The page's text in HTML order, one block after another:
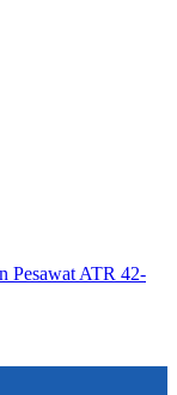
Pesawat ATR 42-